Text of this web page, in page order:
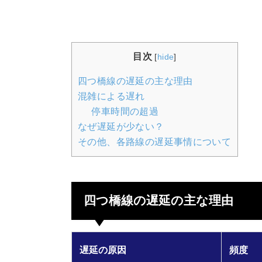
目次 [hide]
四つ橋線の遅延の主な理由
混雑による遅れ
停車時間の超過
なぜ遅延が少ない？
その他、各路線の遅延事情について
四つ橋線の遅延の主な理由
遅延の原因 頻度